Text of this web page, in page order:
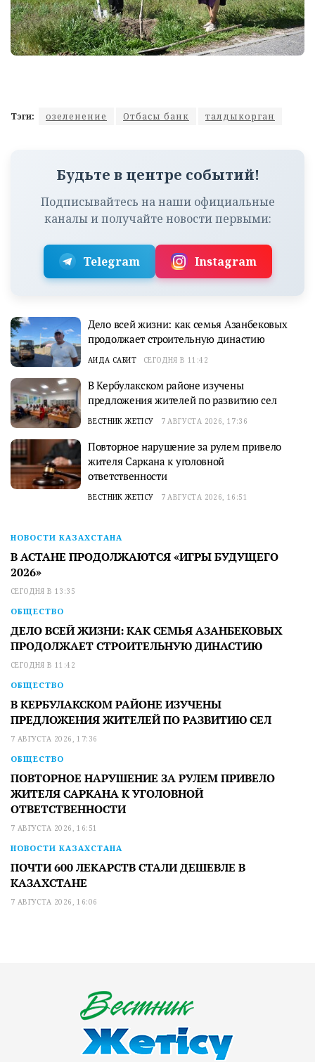
Тэги: озеленение Отбасы банк талдыкорган
Будьте в центре событий!
Подписывайтесь на наши официальные
каналы и получайте новости первыми:
Telegram Instagram
Дело всей жизни: как семья Азанбековых
продолжает строительную династию
АИДА САБИТ СЕГОДНЯ В 11:42
В Кербулакском районе изучены
предложения жителей по развитию сел
ВЕСТНИК ЖЕТІСУ 7 АВГУСТА 2026, 17:36
Повторное нарушение за рулем привело
жителя Саркана к уголовной
ответственности
ВЕСТНИК ЖЕТІСУ 7 АВГУСТА 2026, 16:51
НОВОСТИ КАЗАХСТАНА
В АСТАНЕ ПРОДОЛЖАЮТСЯ «ИГРЫ БУДУЩЕГО
2026»
СЕГОДНЯ В 13:35
ОБЩЕСТВО
ДЕЛО ВСЕЙ ЖИЗНИ: КАК СЕМЬЯ АЗАНБЕКОВЫХ
ПРОДОЛЖАЕТ СТРОИТЕЛЬНУЮ ДИНАСТИЮ
СЕГОДНЯ В 11:42
ОБЩЕСТВО
В КЕРБУЛАКСКОМ РАЙОНЕ ИЗУЧЕНЫ
ПРЕДЛОЖЕНИЯ ЖИТЕЛЕЙ ПО РАЗВИТИЮ СЕЛ
7 АВГУСТА 2026, 17:36
ОБЩЕСТВО
ПОВТОРНОЕ НАРУШЕНИЕ ЗА РУЛЕМ ПРИВЕЛО
ЖИТЕЛЯ САРКАНА К УГОЛОВНОЙ
ОТВЕТСТВЕННОСТИ
7 АВГУСТА 2026, 16:51
НОВОСТИ КАЗАХСТАНА
ПОЧТИ 600 ЛЕКАРСТВ СТАЛИ ДЕШЕВЛЕ В
КАЗАХСТАНЕ
7 АВГУСТА 2026, 16:06